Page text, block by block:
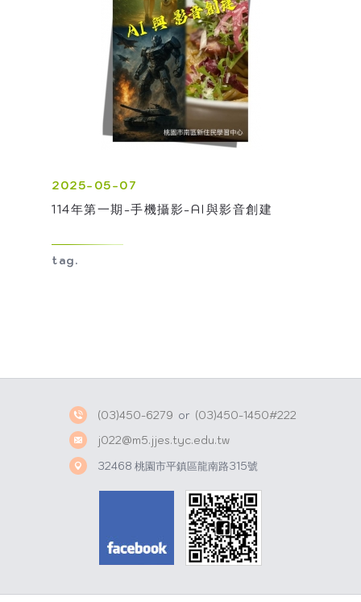
2025-05-07
114年第一期-手機攝影-AI與影音創建
tag.
(03)450-6279 or (03)450-1450#222
j022@m5.jjes.tyc.edu.tw
32468 桃園市平鎮區龍南路315號